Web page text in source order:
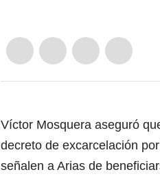
Víctor Mosquera aseguró
decreto de excarcelación
señalen a Arias de